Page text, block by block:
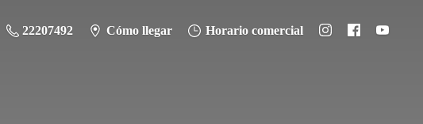
22207492 Cómo llegar Horario comercial